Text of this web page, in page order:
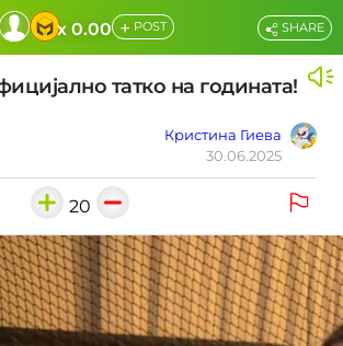
x 0.00 + POST
татко на годината!
Кристина Гиева
30.06.2025
SHARE
20